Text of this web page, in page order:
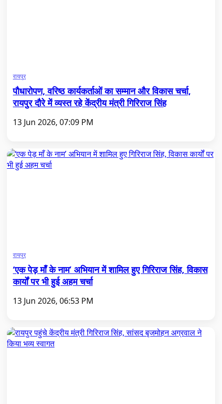
रायपुर
पौधारोपण, वरिष्ठ कार्यकर्ताओं का सम्मान और विकास चर्चा,
रायपुर दौरे में व्यस्त रहे केंद्रीय मंत्री गिरिराज सिंह
13 Jun 2026, 07:09 PM
रायपुर
‘एक पेड़ माँ के नाम’ अभियान में शामिल हुए गिरिराज सिंह, विकास
कार्यों पर भी हुई अहम चर्चा
13 Jun 2026, 06:53 PM